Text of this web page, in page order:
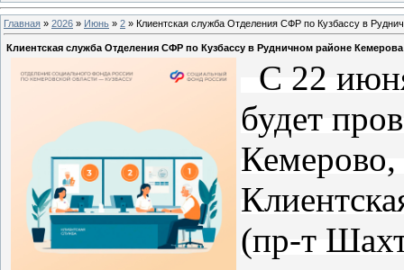
Главная » 2026 » Июнь » 2 » Клиентская служба Отделения СФР по Кузбассу в
Клиентская служба Отделения СФР по Кузбассу в Рудничном районе
С 22
будет
Кемерово,
(пр-т